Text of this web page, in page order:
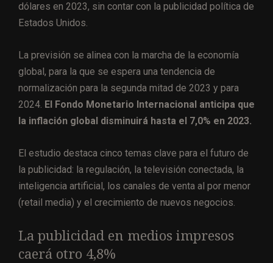
dólares en 2023, sin contar con la publicidad política de
Estados Unidos.
La previsión se alinea con la marcha de la economía
global, para la que se espera una tendencia de
normalización para la segunda mitad de 2023 y para
2024. El Fondo Monetario Internacional anticipa que
la inflación global disminuirá hasta el 7,0% en 2023.
El estudio destaca cinco temas clave para el futuro de
la publicidad: la regulación, la televisión conectada, la
inteligencia artificial, los canales de venta al por menor
(retail media) y el crecimiento de nuevos negocios.
La publicidad en medios impresos
caerá otro 4,8%